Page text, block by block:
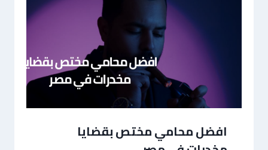
افضل محامي مختص بقضايا